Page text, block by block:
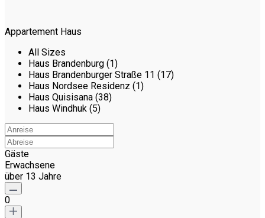
Appartement Haus
All Sizes
Haus Brandenburg (1)
Haus Brandenburger Straße 11 (17)
Haus Nordsee Residenz (1)
Haus Quisisana (38)
Haus Windhuk (5)
Gäste
Erwachsene
über 13 Jahre
0